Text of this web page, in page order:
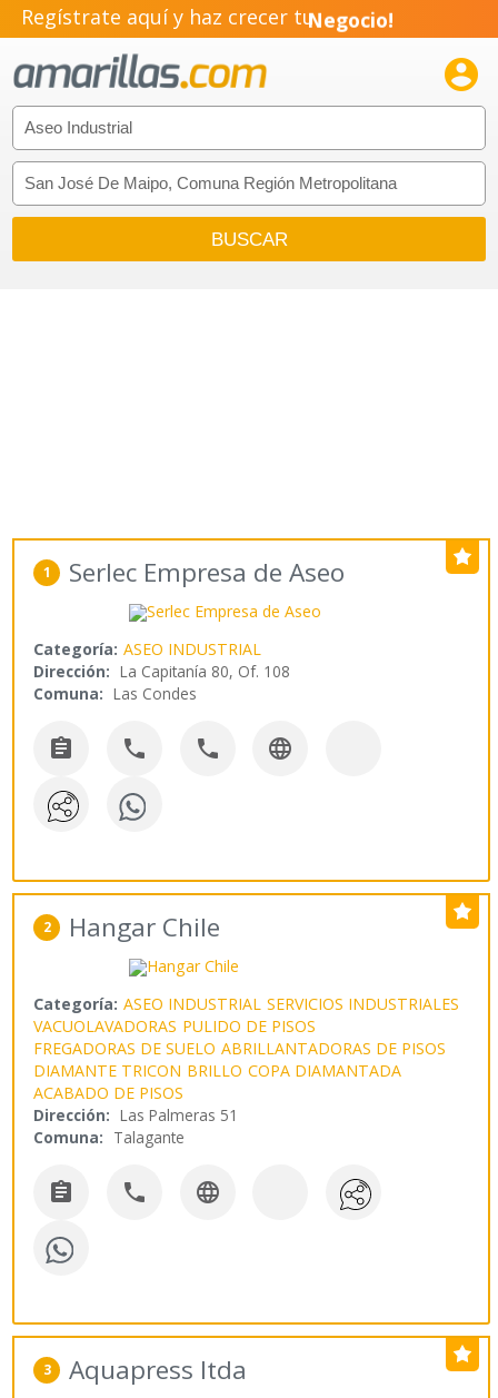
Regístrate aquí y haz crecer tuNegocio!
Emprendimiento!

1 Serlec Empresa de Aseo
Categoría: ASEO INDUSTRIAL
Dirección: La Capitanía 80, Of. 108
Comuna: Las Condes
   
2 Hangar Chile
Categoría: ASEO INDUSTRIAL SERVICIOS INDUSTRIALES
VACUOLAVADORAS PULIDO DE PISOS
FREGADORAS DE SUELO ABRILLANTADORAS DE PISOS
DIAMANTE TRICON BRILLO COPA DIAMANTADA
ACABADO DE PISOS
Dirección: Las Palmeras 51
Comuna: Talagante
  
3 Aquapress ltda